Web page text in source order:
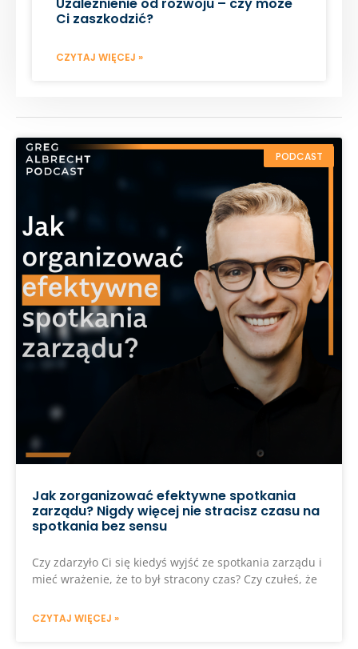
Uzależnienie od rozwoju – czy może
Ci zaszkodzić?
CZYTAJ WIĘCEJ »
PODCAST
Jak zorganizować efektywne spotkania
zarządu? Nigdy więcej nie stracisz czasu na
spotkania bez sensu
Czy zdarzyło Ci się kiedyś wyjść ze spotkania zarządu i
mieć wrażenie, że to był stracony czas? Czy czułeś, że
CZYTAJ WIĘCEJ »